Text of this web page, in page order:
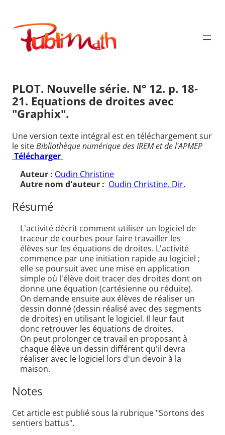
contenu
Publimath
PLOT. Nouvelle série. N° 12. p. 18-
21. Equations de droites avec
"Graphix".
Une version texte intégral est en téléchargement sur
le siteBibliothèque numérique des IREM et de l'APMEP
Télécharger
Auteur : Oudin Christine
Autre nom d'auteur : Oudin Christine. Dir.
Résumé
L'activité décrit comment utiliser un logiciel de
traceur de courbes pour faire travailler les
élèves sur les équations de droites. L'activité
commence par une initiation rapide au logiciel ;
elle se poursuit avec une mise en application
simple où l'élève doit tracer des droites dont on
donne une équation (cartésienne ou réduite).
On demande ensuite aux élèves de réaliser un
dessin donné (dessin réalisé avec des segments
de droites) en utilisant le logiciel. Il leur faut
donc retrouver les équations de droites.
On peut prolonger ce travail en proposant à
chaque élève un dessin différent qu'il devra
réaliser avec le logiciel lors d'un devoir à la
maison.
Notes
Cet article est publié sous la rubrique "Sortons des
sentiers battus".